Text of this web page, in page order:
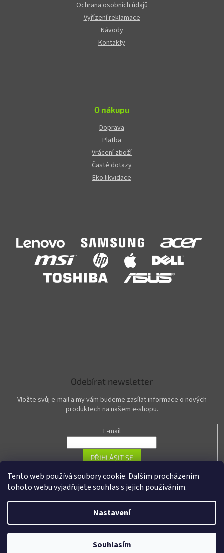
Tento web používá soubory cookie. Dalším procházením
tohoto webu vyjadřujete souhlas s jejich používáním.
Nastavení
Souhlasím
Ochrana osobních údajů
Vyřízení reklamace
Návody
Kontakty
O nákupu
Doprava
Platba
Vrácení zboží
Časté dotazy
Eko likvidace
Odebírat newsletter
Vložte svůj e-mail a my vám budeme zasílat informace o nových
produktech na našem e-shopu.
E-mail
PŘIHLÁSIT SE
Vytvořil Shoptet
Copyright 2026
Upravit nastavení
cookies